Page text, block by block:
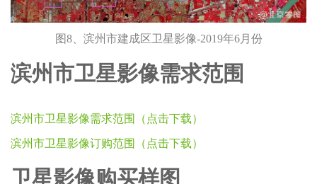
图8、滨州市建成区卫星影像-2019年6月份
滨州市卫星影像需求范围
滨州市卫星影像需求范围（点击下载）
滨州市卫星影像订购范围（点击下载）
卫星影像购买样图